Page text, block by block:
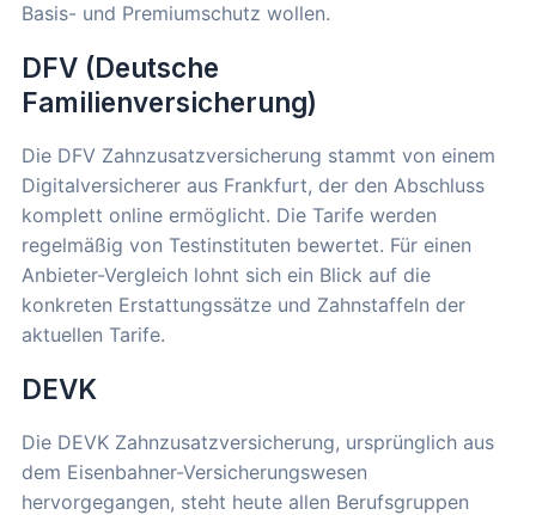
Basis- und Premiumschutz wollen.
DFV (Deutsche
Familienversicherung)
Die DFV Zahnzusatzversicherung stammt von einem
Digitalversicherer aus Frankfurt, der den Abschluss
komplett online ermöglicht. Die Tarife werden
regelmäßig von Testinstituten bewertet. Für einen
Anbieter-Vergleich lohnt sich ein Blick auf die
konkreten Erstattungssätze und Zahnstaffeln der
aktuellen Tarife.
DEVK
Die DEVK Zahnzusatzversicherung, ursprünglich aus
dem Eisenbahner-Versicherungswesen
hervorgegangen, steht heute allen Berufsgruppen